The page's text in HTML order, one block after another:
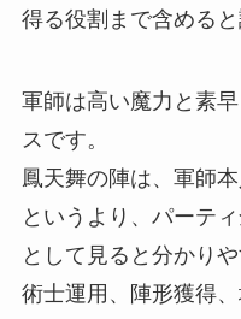
得る役割まで含める
軍師は高い魔力と素
スです。
鳳天舞の陣は、軍師
というより、パーテ
として見ると分かりや
術士運用、陣形獲得